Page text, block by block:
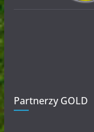
Partnerzy GOLD